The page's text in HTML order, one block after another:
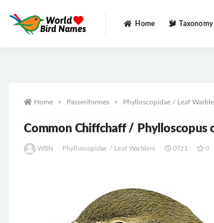
Home Taxonomy
Home Passeriformes Phylloscopidae / Leaf
Common Chiffchaff / Phylloscopus
WBN Phylloscopidae / Leaf Warblers 0721 0